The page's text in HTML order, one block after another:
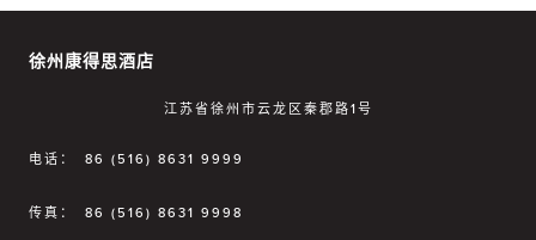
徐州康得思酒店
江苏省徐州市云龙区秦郡路1号
电话： 86 (516) 8631 9999
传真： 86 (516) 8631 9998